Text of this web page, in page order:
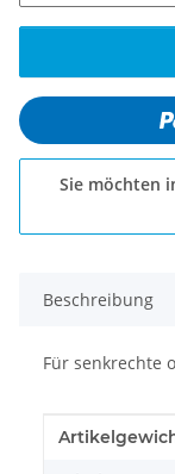
Sie möchten
Beschreibung
Für senkrechte
Wert